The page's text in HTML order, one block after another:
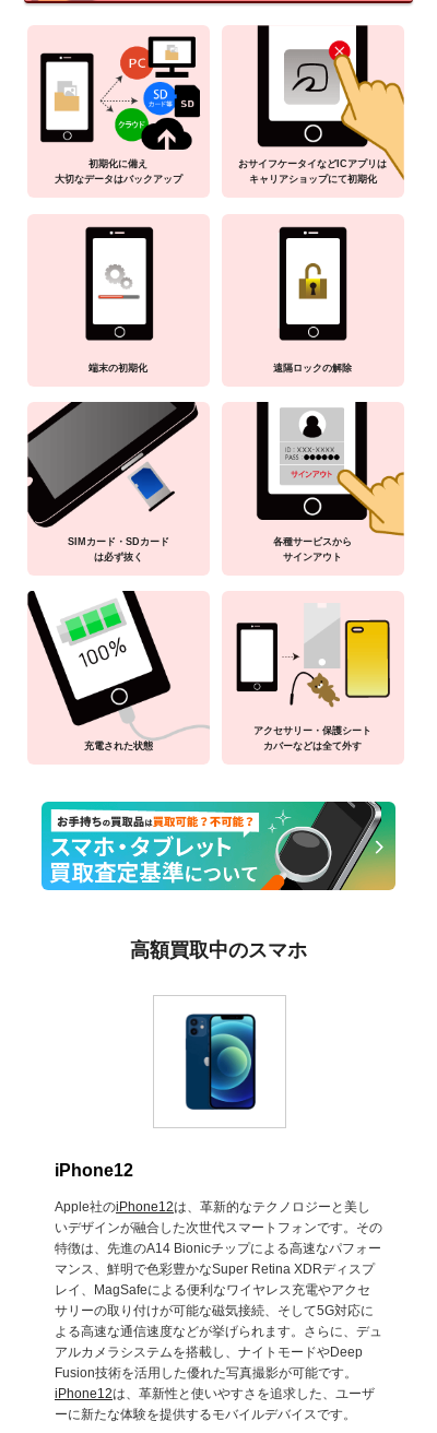
初期化に備え
大切なデータはバックアップ
おサイフケータイなどICアプリは
キャリアショップにて初期化
端末の初期化 遠隔ロックの解除
SIMカード・SDカード
は必ず抜く
各種サービスから
サインアウト
充電された状態
アクセサリー・保護シート
カバーなどは全て外す
高額買取中のスマホ
iPhone12
Apple社のiPhone12は、革新的なテクノロジーと美し
いデザインが融合した次世代スマートフォンです。その
特徴は、先進のA14 Bionicチップによる高速なパフォー
マンス、鮮明で色彩豊かなSuper Retina XDRディスプ
レイ、MagSafeによる便利なワイヤレス充電やアクセ
サリーの取り付けが可能な磁気接続、そして5G対応に
よる高速な通信速度などが挙げられます。さらに、デュ
アルカメラシステムを搭載し、ナイトモードやDeep
Fusion技術を活用した優れた写真撮影が可能です。
iPhone12は、革新性と使いやすさを追求した、ユーザ
ーに新たな体験を提供するモバイルデバイスです。